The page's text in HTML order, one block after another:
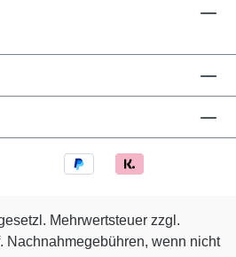
Mehrwertsteuer zzgl.
Nachnahmegebühren, wenn nicht